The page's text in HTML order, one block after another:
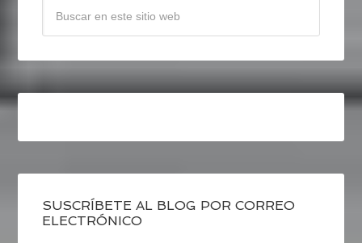
SUSCRÍBETE AL BLOG POR CORREO
ELECTRÓNICO